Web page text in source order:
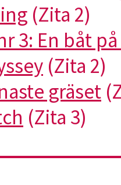
(Zita 2)
3: En båt
(Zita 2)
gräset
(Zita 3)